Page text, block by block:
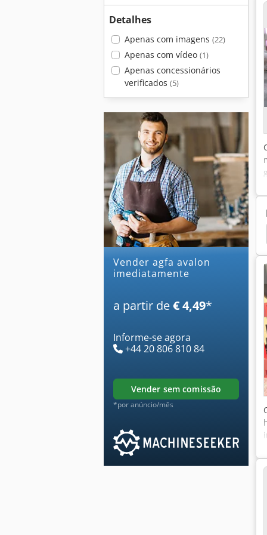
Detalhes
Apenas com imagens (22)
Apenas com vídeo (1)
Apenas concessionários
verificados (5)
Vender agfa avalon
imediatamente
a partir de€ 4,49*
Informe-se agora
+44 20 806 810 84
vender sem comissão
*por anúncio/mês
Maquina De Impressão Digital